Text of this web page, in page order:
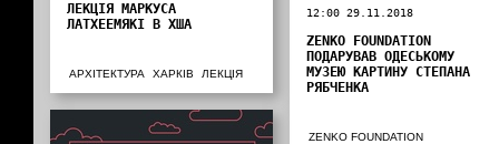
12:00 29.11.2018
ZENKO FOUNDATION
ПОДАРУВАВ ОДЕСЬКОМУ
МУЗЕЮ КАРТИНУ СТЕПАНА
РЯБЧЕНКА
ZENKO FOUNDATION
ЛЕКЦІЯ МАРКУСА
ЛАТХЕЕМЯКІ В ХША
АРХІТЕКТУРА ХАРКІВ ЛЕКЦІЯ